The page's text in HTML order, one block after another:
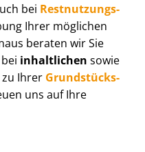
bei Rest­nut­zungs­
Ihrer möglichen
beraten wir Sie
inhaltlichen sowie
Ihrer Grund­stücks­
uns auf Ihre